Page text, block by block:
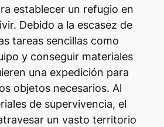
establecer un refugio en
Debido a la escasez de
tareas sencillas como
y conseguir materiales
una expedición para
objetos necesarios. Al
de supervivencia, el
un vasto territorio